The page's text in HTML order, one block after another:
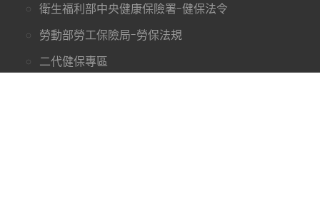
衛生福利部中央健康保險署-健保法令
勞動部勞工保險局-勞保法規
二代健保專區